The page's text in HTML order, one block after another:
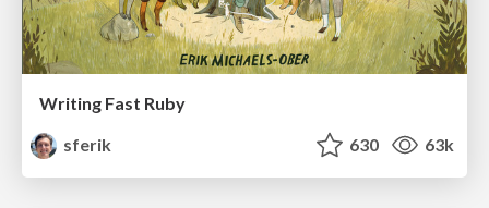
Writing Fast Ruby
sferik
630 63k